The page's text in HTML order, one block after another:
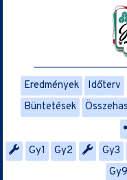
Eredmények Időterv
Büntetések
Gy1
Gy2 Gy3
Gy9